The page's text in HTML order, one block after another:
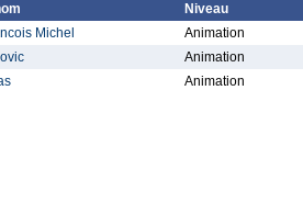
Niveau
Michel
Animation
Animation
Animation